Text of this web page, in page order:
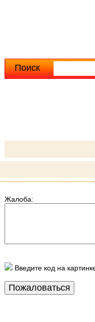
Поиск
Жалоба:
Введите код на